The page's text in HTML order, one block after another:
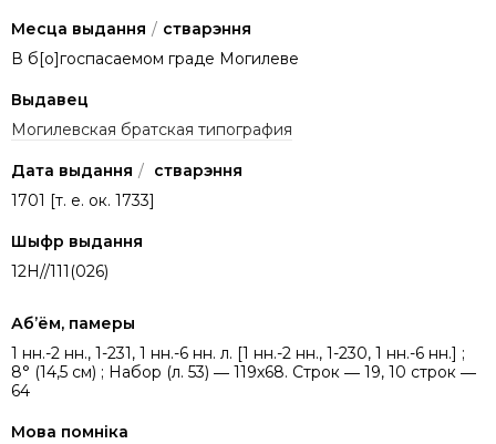
Месца выдання / стварэння
В б[о]госпасаемом граде Могилеве
Выдавец
Могилевская братская типография
Дата выдання / стварэння
1701 [т. е. ок. 1733]
Шыфр выдання
12Н//111(026)
Аб’ём, памеры
1 нн.-2 нн., 1-231, 1 нн.-6 нн. л. [1 нн.-2 нн., 1-230, 1 нн.-6 нн.] ;
8° (14,5 см) ; Набор (л. 53) ― 119х68. Строк ― 19, 10 строк ―
64
Мова помніка